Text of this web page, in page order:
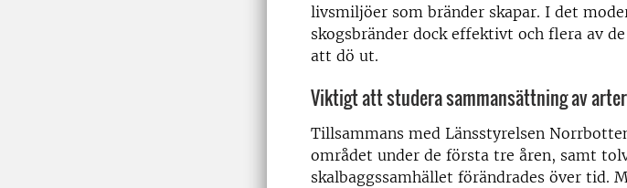
livsmiljöer som bränder skapar. I det
skogsbränder dock effektivt och flera av
att dö ut.
Viktigt att studera sammansättning av arter
Tillsammans med Länsstyrelsen
området under de första tre åren, samt
skalbaggssamhället förändrades över tid.